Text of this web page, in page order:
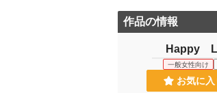
作品の情報
Happy
一般女性向け
お気に